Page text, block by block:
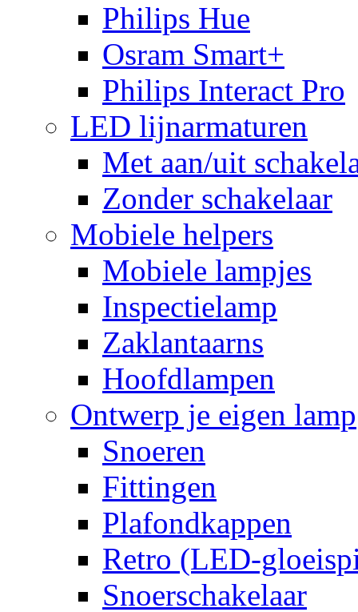
Philips Hue
Osram Smart+
Philips Interact Pro
LED lijnarmaturen
Met aan/uit
Zonder schakelaar
Mobiele helpers
Mobiele lampjes
Inspectielamp
Zaklantaarns
Hoofdlampen
Ontwerp je eigen lamp
Snoeren
Fittingen
Plafondkappen
Retro (LED-
Snoerschakelaar